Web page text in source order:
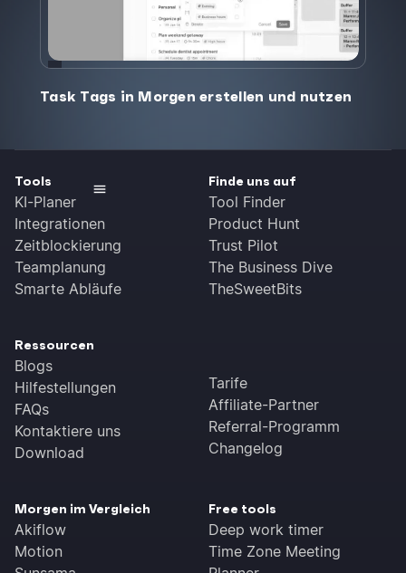
Task Tags in Morgen erstellen und nutzen
Tools
KI-Planer
Integrationen
Zeitblockierung
Teamplanung
Smarte Abläufe
Finde uns auf
Tool Finder
Product Hunt
Trust Pilot
The Business Dive
TheSweetBits
Ressourcen
Blogs
Hilfestellungen
FAQs
Kontaktiere uns
Download
Tarife
Affiliate-Partner
Referral-Programm
Changelog
Morgen im Vergleich
Akiflow
Motion
Free tools
Deep work timer
Time Zone Meeting